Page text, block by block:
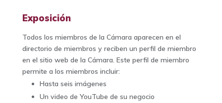
Exposición
Todos los miembros de la Cámara aparecen en el
directorio de miembros y reciben un perfil de miembro
en el sitio web de la Cámara. Este perfil de miembro
permite a los miembros incluir:
Hasta seis imágenes
Un video de YouTube de su negocio